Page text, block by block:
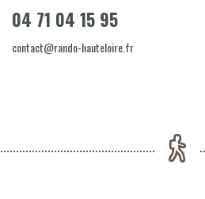
04 71 04 15 95
contact@rando-hauteloire.fr